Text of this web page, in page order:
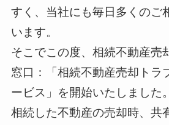
すく、当社にも毎日多くのご
います。
そこでこの度、相続不動産売
窓口：「相続不動産売却トラ
ービス」を開始いたしました。
相続した不動産の売却時、共